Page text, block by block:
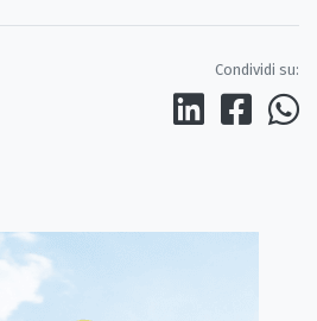
Condividi su: